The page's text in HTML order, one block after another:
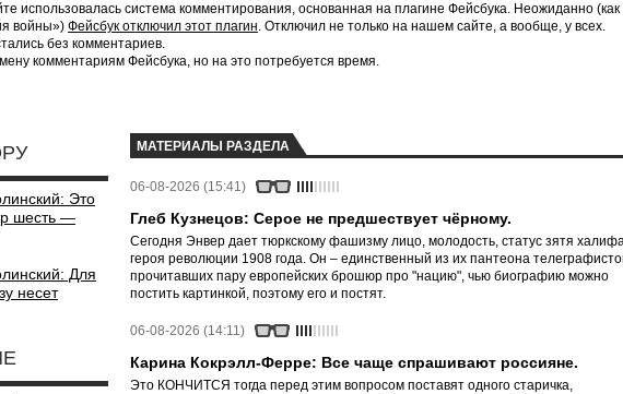
использовалась система комментирования, основанная на плагине Фейсбука. Неожиданно (как
войны») Фейсбук отключил этот плагин. Отключил не только на нашем сайте, а вообще, у всех.
без комментариев.
комментариям Фейсбука, но на это потребуется время.
Это
шесть —
Для
несет
МАТЕРИАЛЫ РАЗДЕЛА
06-08-2026 (15:41)
Глеб Кузнецов: Серое не предшествует чёрному.
Сегодня Энвер дает тюркскому фашизму лицо, молодость, статус зятя
героя революции 1908 года. Он – единственный из их пантеона
прочитавших пару европейских брошюр про "нацию", чью биографию можно
постить картинкой, поэтому его и постят.
06-08-2026 (14:11)
Карина Кокрэлл-Ферре: Все чаще спрашивают россияне.
Это КОНЧИТСЯ тогда перед этим вопросом поставят одного старичка,